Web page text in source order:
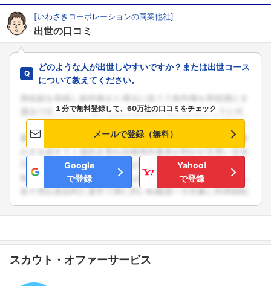
フォローしました
こちらの企業もフォローしませんか？
[いわさきコーポレーションの同業他社]
出世の口コミ
どのような人が出世しやすいですか？または出世コース
について教えてください。
１分で無料登録して、60万社の口コミをチェック
メールで登録（無料）
Google
で登録
Yahoo!
で登録
スカウト・オファーサービス